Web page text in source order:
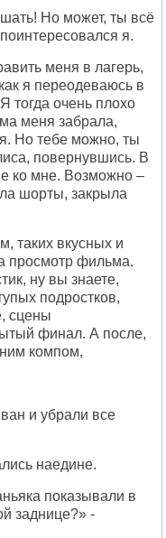
Но может, ты всё
я.
меня в лагерь,
я переодеваюсь в
тогда очень плохо
меня забрала,
Но тебе можно, ты
повернувшись. В
ко мне. Возможно –
шорты, закрыла
таких вкусных и
просмотр фильма.
ну вы знаете,
подростков,
сцены
финал. А после,
компом,
и убрали все
наедине.
показывали в
заднице?» -